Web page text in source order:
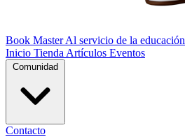
Book Master Al servicio de la educación
Inicio Tienda Artículos Eventos
Comunidad
Contacto